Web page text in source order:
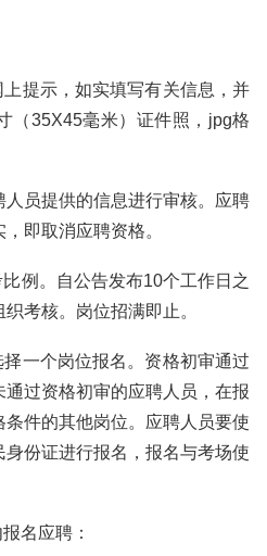
提示，如实填写有关信息，并
（35X45毫米）证件照，jpg格
员提供的信息进行审核。应聘
即取消应聘资格。
例。自公告发布10个工作日之
考核。岗位招满即止。
一个岗位报名。资格初审通过
过资格初审的应聘人员，在报
件的其他岗位。应聘人员要使
份证进行报名，报名与考场使
名应聘：